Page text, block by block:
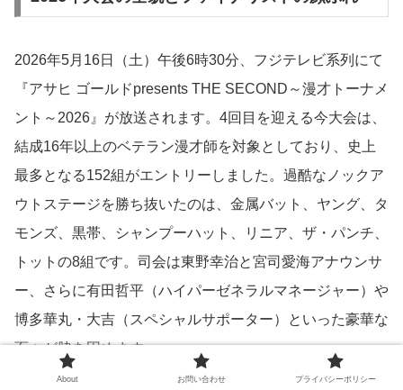
2026年5月16日（土）午後6時30分、フジテレビ系列にて
『アサヒ ゴールドpresents THE SECOND～漫才トーナメ
ント～2026』が放送されます。4回目を迎える今大会は、
結成16年以上のベテラン漫才師を対象としており、史上
最多となる152組がエントリーしました。過酷なノックア
ウトステージを勝ち抜いたのは、金属バット、ヤング、タ
モンズ、黒帯、シャンプーハット、リニア、ザ・パンチ、
トットの8組です。司会は東野幸治と宮司愛海アナウンサ
ー、さらに有田哲平（ハイパーゼネラルマネージャー）や
博多華丸・大吉（スペシャルサポーター）といった豪華な
面々が脇を固めます。
About お問い合わせ プライバシーポリシー